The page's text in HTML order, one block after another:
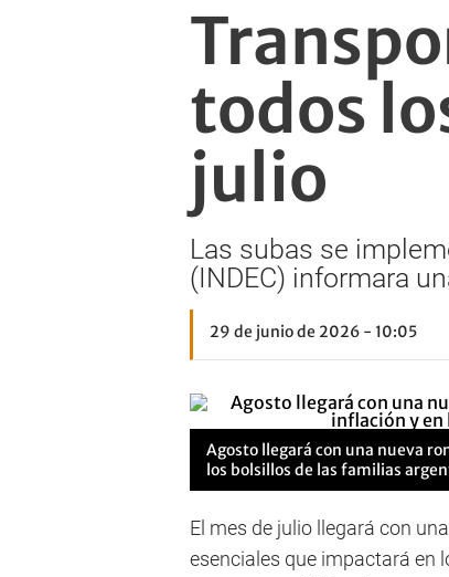
todos
julio
Las subas se
(INDEC) informara
29 de junio de 2026 - 10:05
Agosto llegará con una nueva
los bolsillos de las familias
El mes de julio llegará con
esenciales que impactará en